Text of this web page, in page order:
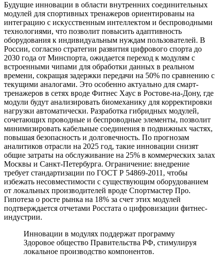
Будущие инновации в области внутренних соединительных
модулей для спортивных тренажеров ориентированы на
интеграцию с искусственным интеллектом и беспроводными
технологиями, что позволит повысить адаптивность
оборудования к индивидуальным нуждам пользователей. В
России, согласно стратегии развития цифрового спорта до
2030 года от Минспорта, ожидается переход к модулям с
встроенными чипами для обработки данных в реальном
времени, сокращая задержки передачи на 50% по сравнению с
текущими аналогами. Это особенно актуально для смарт-
тренажеров в сетях вроде Фитнес Хаус в Ростове-на-Дону, где
модули будут анализировать биомеханику для корректировки
нагрузки автоматически. Разработка гибридных модулей,
сочетающих проводные и беспроводные элементы, позволит
минимизировать кабельные соединения в подвижных частях,
повышая безопасность и долговечность. По прогнозам
аналитиков отрасли на 2025 год, такие инновации снизят
общие затраты на обслуживание на 25% в коммерческих залах
Москвы и Санкт-Петербурга. Ограничение: внедрение
требует стандартизации по ГОСТ Р 54869-2011, чтобы
избежать несовместимости с существующим оборудованием
от локальных производителей вроде Спортмастер Про.
Гипотеза о росте рынка на 18% за счет этих модулей
подтверждается отчетами Росстата о цифровизации фитнес-
индустрии.
Инновации в модулях поддержат программу
Здоровое общество Правительства РФ, стимулируя
локальное производство компонентов.